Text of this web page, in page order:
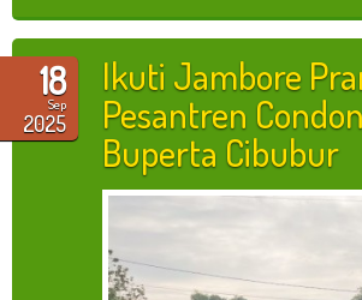
18
Sep
2025
Ikuti Jambore
Pesantren
Buperta Cibubur